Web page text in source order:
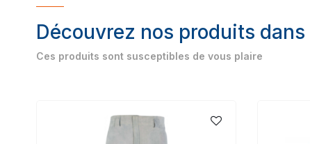
Découvrez nos produits
Ces produits sont susceptibles de vous plaire